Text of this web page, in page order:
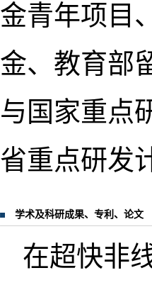
金青年项目
金、教育部
与国家重点
省重点研发
学术及科研成果、专利、论文
在超快非